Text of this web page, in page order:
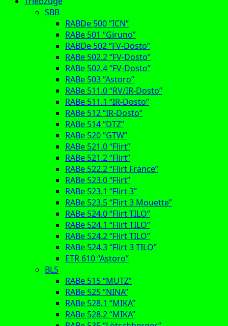
SBB
RABDe 500 “ICN”
RABe 501 “Giruno”
RABDe 502 “FV-Dosto”
RABe 502.2 “FV-Dosto”
RABe 502.4 “FV-Dosto”
RABe 503 “Astoro”
RABe 511.0 “RV/IR-Dosto”
RABe 511.1 “IR-Dosto”
RABe 512 “IR-Dosto”
RABe 514 “DTZ”
RABe 520 “GTW”
RABe 521.0 “Flirt”
RABe 521.2 “Flirt”
RABe 522.2 “Flirt France”
RABe 523.0 “Flirt”
RABe 523.1 “Flirt 3”
RABe 523.5 “Flirt 3 Mouette”
RABe 524.0 “Flirt TILO”
RABe 524.1 “Flirt TILO”
RABe 524.2 “Flirt TILO”
RABe 524.3 “Flirt 3 TILO”
ETR 610 “Astoro”
BLS
RABe 515 “MUTZ”
RABe 525 “NINA”
RABe 528.1 “MIKA”
RABe 528.2 “MIKA”